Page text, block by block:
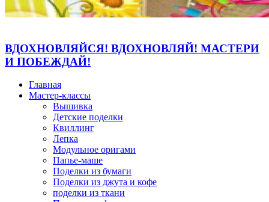
ВДОХНОВЛЯЙСЯ! ВДОХНОВЛЯЙ! МАСТЕРИ
И ПОБЕЖДАЙ!
Главная
Мастер-классы
Вышивка
Детские поделки
Квиллинг
Лепка
Модульное оригами
Папье-маше
Поделки из бумаги
Поделки из джута и кофе
поделки из ткани